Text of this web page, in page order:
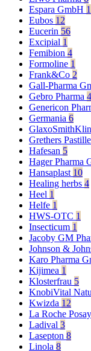
Espara GmbH 1
Eubos 12
Eucerin 56
Excipial 1
Femibion 4
Formoline 1
Frank&Co 2
Gall-Pharma
Gebro Pharma 4
Genericon
Germania 6
Grethers
Hafesan 5
Hager Pharma
Hansaplast 10
Healing herbs 4
Heel 1
Helfe 1
HWS-OTC 1
Insecticum 1
Jacoby GM
Johnson &
Karo Pharma
Kijimea 1
Klosterfrau 5
KnobiVital
Kwizda 12
La Roche Posay
Ladival 3
Lasepton 8
Linola 8